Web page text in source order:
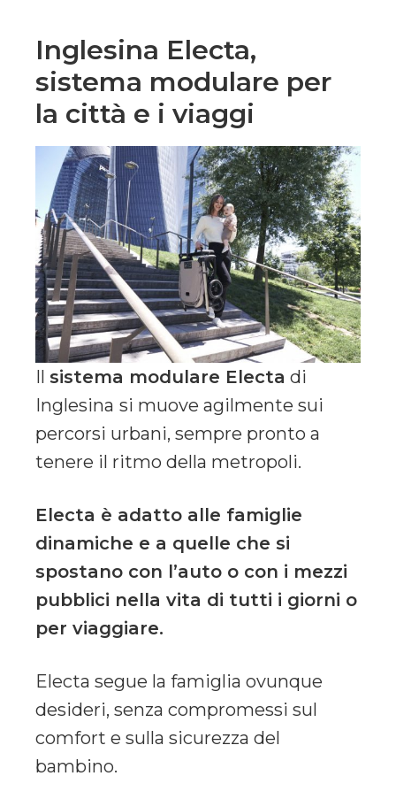
Inglesina Electa,
sistema modulare per
la città e i viaggi
Il sistema modulare Electa di
Inglesina si muove agilmente sui
percorsi urbani, sempre pronto a
tenere il ritmo della metropoli.
Electa è adatto alle famiglie
dinamiche e a quelle che si
spostano con l’auto o con i mezzi
pubblici nella vita di tutti i giorni o
per viaggiare.
Electa segue la famiglia ovunque
desideri, senza compromessi sul
comfort e sulla sicurezza del
bambino.